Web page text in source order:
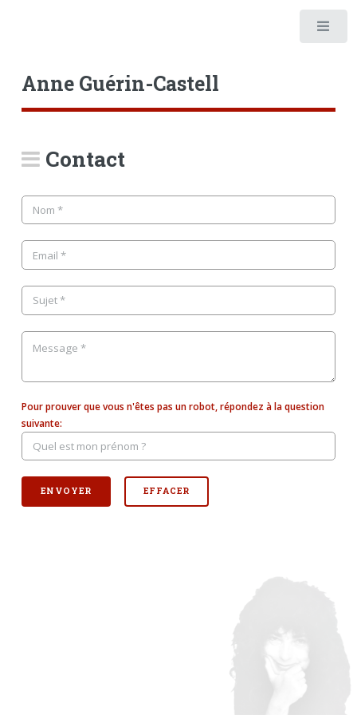
Anne Guérin-Castell
Contact
Pour prouver que vous n'êtes pas un robot, répondez à la question
suivante: